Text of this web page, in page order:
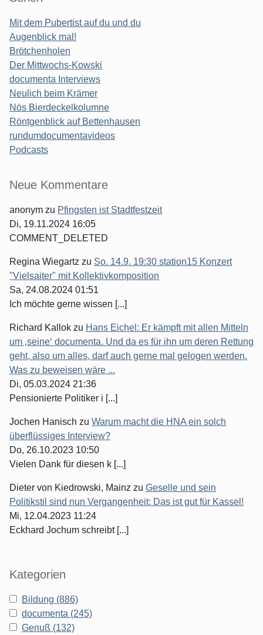
Mit dem Pubertist auf du und du
Augenblick mal!
Brötchenholen
Der Mittwochs-Kowski
documenta Interviews
Neulich beim Krämer
Nös Bierdeckelkolumne
Röntgenblick auf Bettenhausen
rundumdocumentavideos
Podcasts
Seitenleiste
Neue Kommentare
anonym zu Pfingsten ist Stadtfestzeit
Di, 19.11.2024 16:05
COMMENT_DELETED
Regina Wiegartz zu So. 14.9. 19:30 station15 Konzert
"Vielsaiter" mit Kollektivkomposition
Sa, 24.08.2024 01:51
Ich möchte gerne wissen [...]
Richard Kallok zu Hans Eichel: Er kämpft mit allen Mitteln
um ‚seine‘ documenta. Und da es für ihn um deren Rettung
geht, also um alles, darf auch gerne mal gelogen werden.
Was zu beweisen wäre ...
Di, 05.03.2024 21:36
Pensionierte Politiker i [...]
Jochen Hanisch zu Warum macht die HNA ein solch
überflüssiges Interview?
Do, 26.10.2023 10:50
Vielen Dank für diesen k [...]
Dieter von Kiedrowski, Mainz zu Geselle und sein
Politikstil sind nun Vergangenheit: Das ist gut für Kassel!
Mi, 12.04.2023 11:24
Eckhard Jochum schreibt [...]
Kategorien
Bildung (886)
documenta (245)
Genuß (132)